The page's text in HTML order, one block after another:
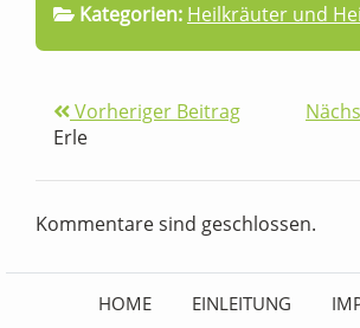
Kategorien: Heilkräuter und
Vorheriger Beitrag
Erle
Kommentare sind geschlossen.
HOME EINLEITUNG